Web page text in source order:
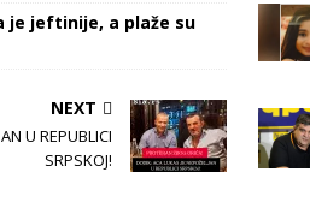
je jeftinije, a plaže su
NEXT
U REPUBLICI
SRPSKOJ!